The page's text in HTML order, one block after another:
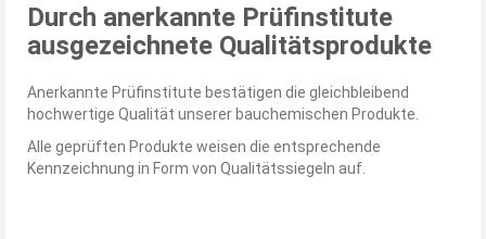
Durch anerkannte Prüfinstitute
ausgezeichnete Qualitätsprodukte
Anerkannte Prüfinstitute bestätigen die gleichbleibend
hochwertige Qualität unserer bauchemischen Produkte.
Alle geprüften Produkte weisen die entsprechende
Kennzeichnung in Form von Qualitätssiegeln auf.